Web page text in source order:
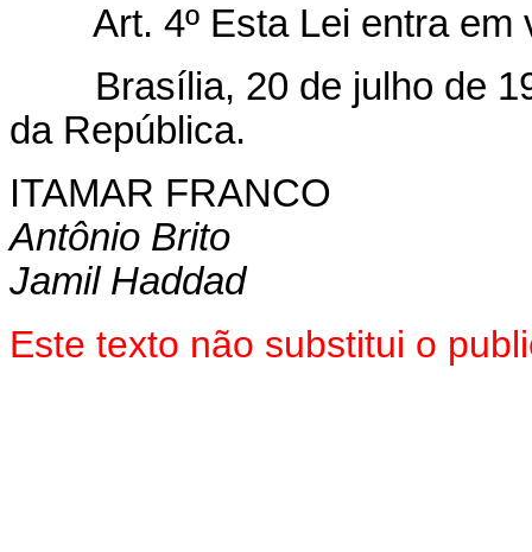
Art. 4º Esta Lei entra
Brasília, 20 de julho de
da República.
ITAMAR FRANCO
Antônio Brito
Jamil Haddad
Este texto não substitui o